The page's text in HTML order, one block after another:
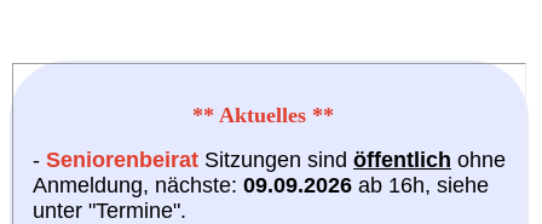
** Aktuelles **
- Seniorenbeirat Sitzungen sind öffentlich ohne
Anmeldung, nächste: 09.09.2026 ab 16h, siehe
unter "Termine".